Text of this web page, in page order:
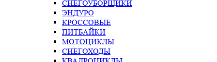
СНЕГОУБОРЩИКИ
ЭНДУРО
КРОССОВЫЕ
ПИТБАЙКИ
МОТОЦИКЛЫ
СНЕГОХОДЫ